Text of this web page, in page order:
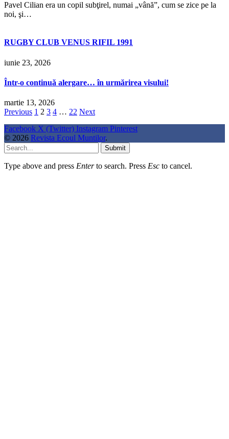
Pavel Cilian era un copil subţirel, numai „vână”, cum se zice pe la
noi, şi…
RUGBY CLUB VENUS RIFIL 1991
iunie 23, 2026
Într-o continuă alergare… în urmărirea visului!
martie 13, 2026
Previous 1 2 3 4 … 22 Next
Facebook X (Twitter) Instagram Pinterest
© 2026 Revista Ecoul Muntilor.
Submit
Type above and press Enterto search. Press Esc to cancel.